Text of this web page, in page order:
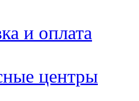
и оплата
центры